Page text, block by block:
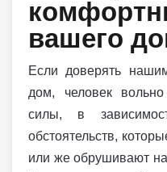
вашего
Если доверять
дом, человек
силы, в
обстоятельств,
или же обрушивают